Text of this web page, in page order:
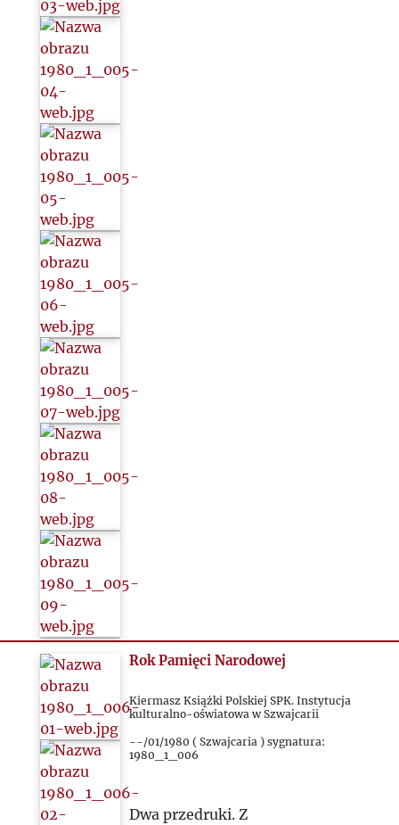
Rok Pamięci Narodowej
Kiermasz Książki Polskiej SPK. Instytucja
kulturalno-oświatowa w Szwajcarii
--/01/1980 ( Szwajcaria ) sygnatura:
1980_1_006
Dwa przedruki. Z